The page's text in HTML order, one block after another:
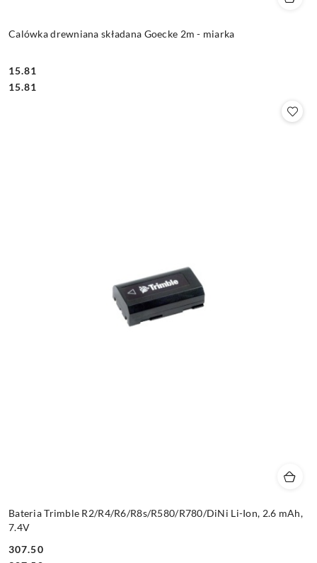
Calówka drewniana składana Goecke 2m - miarka
Cena:
15.81
Cena:
15.81
Bateria Trimble R2/R4/R6/R8s/R580/R780/DiNi Li-Ion, 2.6 mAh,
7.4V
307.50